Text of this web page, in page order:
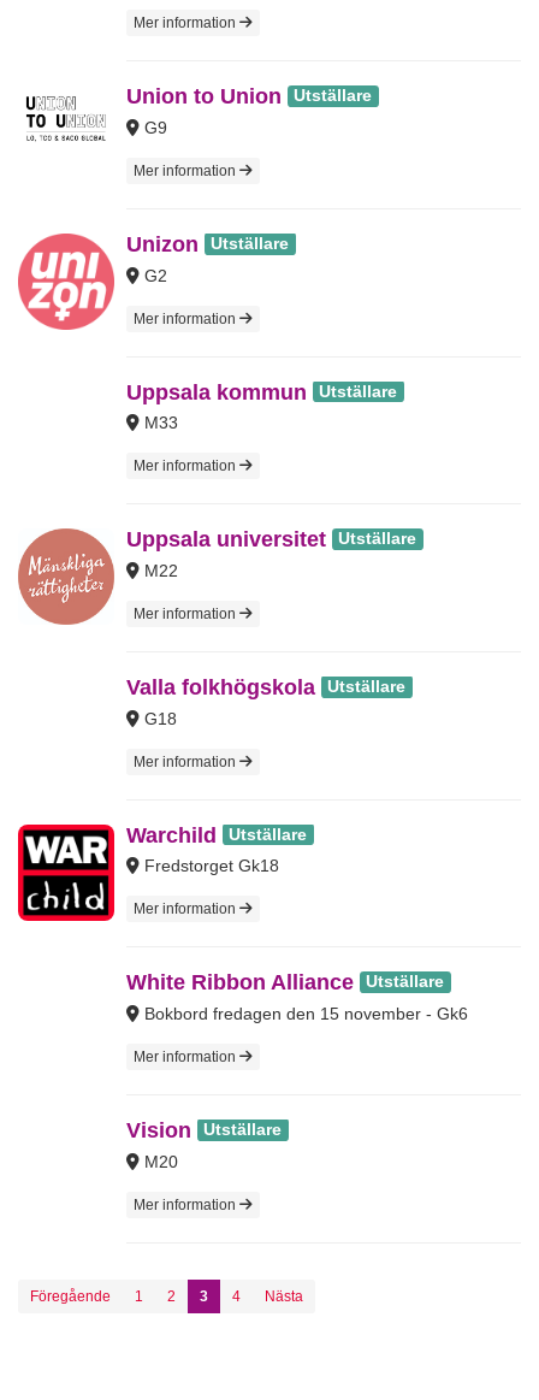
Mer information
Union to Union Utställare
G9
Mer information
Unizon Utställare
G2
Mer information
Uppsala kommun Utställare
M33
Mer information
Uppsala universitet Utställare
M22
Mer information
Valla folkhögskola Utställare
G18
Mer information
Warchild Utställare
Fredstorget Gk18
Mer information
White Ribbon Alliance Utställare
Bokbord fredagen den 15 november - Gk6
Mer information
Vision Utställare
M20
Mer information
Föregående 1 2 3 4 Nästa